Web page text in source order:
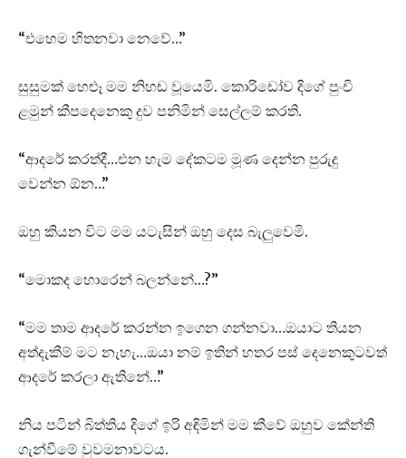
“එහෙම හිතනවා නෙවේ…”
සුසුමක් හෙළූ මම නිහඬ වූයෙමි. කොරිඩෝව දිගේ පුංචි
ළමුන් කීපදෙනෙකු දුව පනිමින් සෙල්ලම් කරති.
“ආදරේ කරත්දී…එන හැම දේකටම මූණ දෙන්න පුරුදු
වෙන්න ඕන…”
ඔහු කියන විට මම යටැසින් ඔහු දෙස බැලුවෙමි.
“මොකද හොරෙන් බලන්නේ…?”
“මම තාම ආදරේ කරන්න ඉගෙන ගන්නවා…ඔයාට තියන
අත්දැකීම් මට නැහැ…ඔයා නම් ඉතින් හතර පස් දෙනෙකුටවත්
ආදරේ කරලා ඇතිනේ…”
නිය පටින් බිත්තිය දිගේ ඉරි අඳිමින් මම කීවේ ඔහුව කේන්ති
ගැන්වීමේ වුවමනාවටය.